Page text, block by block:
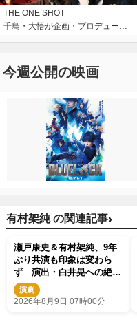
THE ONE SHOT
千鳥・大悟が企画・プロデュー…
今週公開の映画
有村架純 の関連記事›
瀬戸康史＆有村架純、9年
ぶり共演も印象は変わら
ず 演出・白井晃への絶大
なる信頼を胸に舞台『キュ
ー』に挑む
演劇
2026年8月9日 07時00分